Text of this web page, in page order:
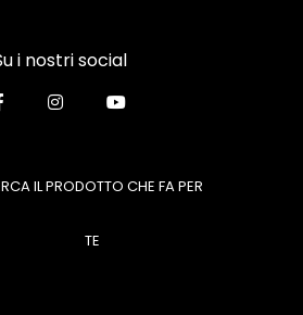
i nostri social
IL PRODOTTO CHE FA PER
TE